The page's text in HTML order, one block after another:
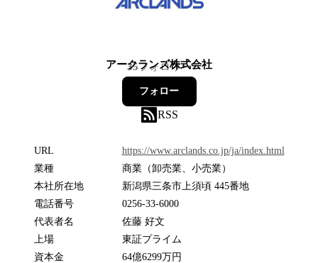
アークランズ株式会社
35フォロワー
フォロー
RSS
URL
https://www.arclands.co.jp/ja/index.html
業種
商業（卸売業、小売業）
本社所在地
新潟県三条市上須頃 445番地
電話番号
0256-33-6000
代表者名
佐藤 好文
上場
東証プライム
資本金
64億6299万円